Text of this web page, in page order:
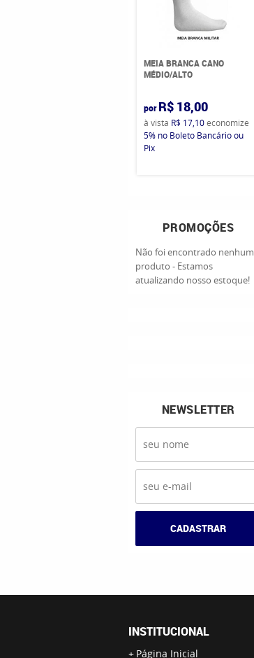
MEIA BRANCA CANO
MÉDIO/ALTO
por R$ 18,00
à vista R$ 17,10economize
5% no Boleto Bancário ou
Pix
PROMOÇÕES
Não foi encontrado nenhum
produto - Estamos
atualizando nosso estoque!
NEWSLETTER
CADASTRAR
INSTITUCIONAL
Página Inicial